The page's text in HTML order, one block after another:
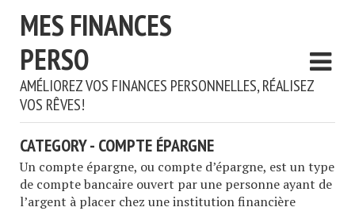
MES FINANCES
PERSO
AMÉLIOREZ VOS FINANCES PERSONNELLES, RÉALISEZ
VOS RÊVES!
CATEGORY - COMPTE ÉPARGNE
Un compte épargne, ou compte d’épargne, est un type
de compte bancaire ouvert par une personne ayant de
l’argent à placer chez une institution financière